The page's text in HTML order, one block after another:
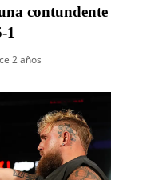
contundente
1
2 años